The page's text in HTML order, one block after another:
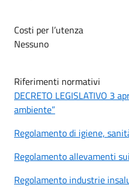
Costi per l’utenza
Nessuno
Riferimenti normativi
DECRETO LEGISLATIVO 3
ambiente”
Regolamento di igiene,
Regolamento allevamenti
Regolamento industrie